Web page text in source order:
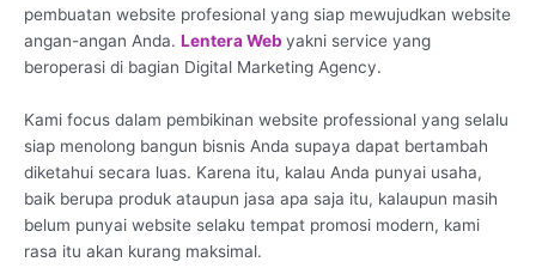
pembuatan website profesional yang siap mewujudkan website
angan-angan Anda. Lentera Web yakni service yang
beroperasi di bagian Digital Marketing Agency.
Kami focus dalam pembikinan website professional yang selalu
siap menolong bangun bisnis Anda supaya dapat bertambah
diketahui secara luas. Karena itu, kalau Anda punyai usaha,
baik berupa produk ataupun jasa apa saja itu, kalaupun masih
belum punyai website selaku tempat promosi modern, kami
rasa itu akan kurang maksimal.